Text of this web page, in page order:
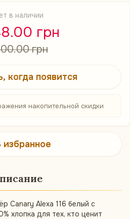
в наличии
грн
грн
когда появится
накопительной скидки
избранное
Canary Alexa 116 белый с
хлопка для тех, кто ценит